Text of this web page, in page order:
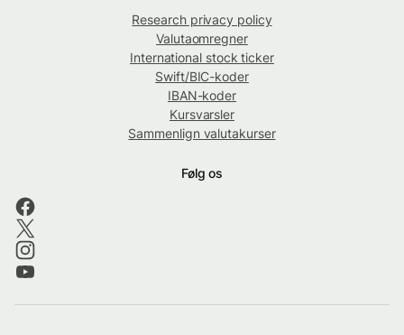
Research privacy policy
Valutaomregner
International stock ticker
Swift/BIC-koder
IBAN-koder
Kursvarsler
Sammenlign valutakurser
Følg os